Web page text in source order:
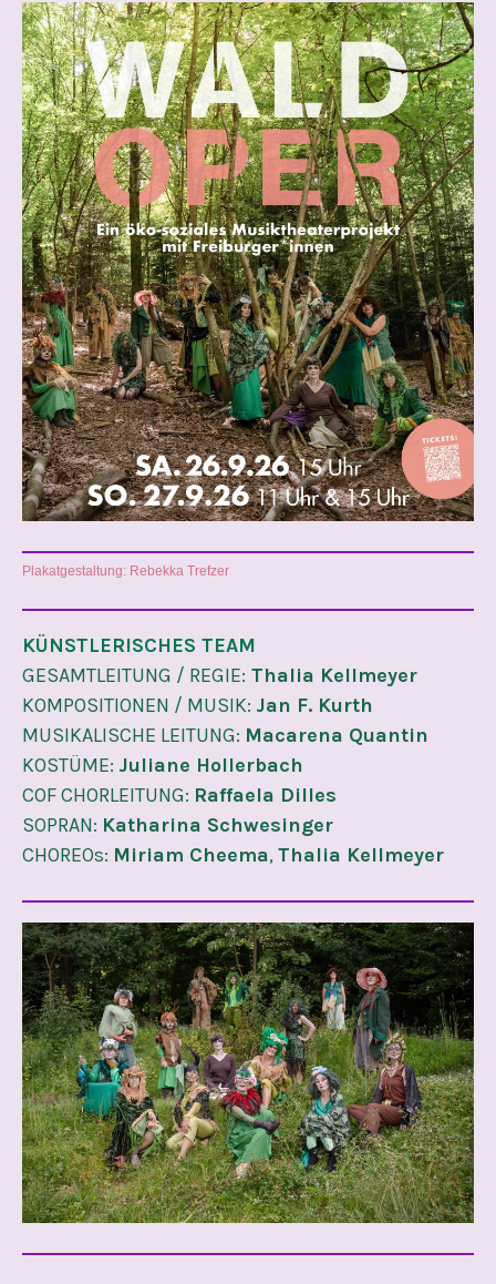
Plakatgestaltung: Rebekka Trefzer
KÜNSTLERISCHES TEAM
GESAMTLEITUNG / REGIE: Thalia Kellmeyer
KOMPOSITIONEN / MUSIK: Jan F. Kurth
MUSIKALISCHE LEITUNG: Macarena Quantin
KOSTÜME: Juliane Hollerbach
COF CHORLEITUNG: Raffaela Dilles
SOPRAN: Katharina Schwesinger
CHOREOs: Miriam Cheema,Thalia Kellmeyer